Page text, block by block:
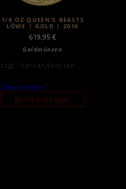
1/4 OZ QUEEN’S BEASTS
LÖWE | GOLD | 2016
619,95€
Goldmünzen
zzgl. Versandkosten
Weiterlesen
Nicht auf Lager